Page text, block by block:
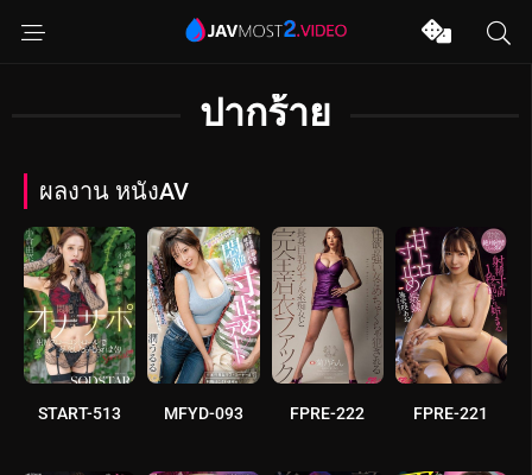
ปากร้าย
ผลงาน หนังAV
START-513 MFYD-093 FPRE-222 FPRE-221